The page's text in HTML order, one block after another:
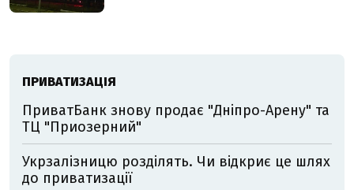
ПРИВАТИЗАЦІЯ
ПриватБанк знову продає "Дніпро-Арену" та
ТЦ "Приозерний"
Укрзалізницю розділять. Чи відкриє це шлях
до приватизації